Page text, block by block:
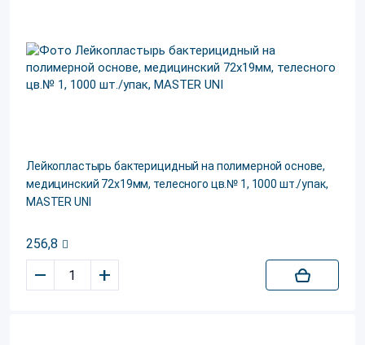
Лейкопластырь бактерицидный на полимерной основе,
медицинский 72х19мм, телесного цв.№ 1, 1000 шт./упак,
MASTER UNI
256,8
– +